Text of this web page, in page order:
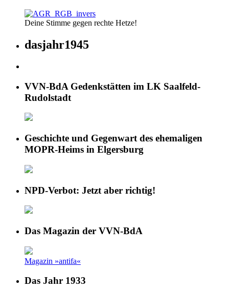
Deine Stimme gegen rechte Hetze!
dasjahr1945
VVN-BdA Gedenkstätten im LK Saalfeld-
Rudolstadt
Geschichte und Gegenwart des ehemaligen
MOPR-Heims in Elgersburg
NPD-Verbot: Jetzt aber richtig!
Das Magazin der VVN-BdA
Magazin »antifa«
Das Jahr 1933